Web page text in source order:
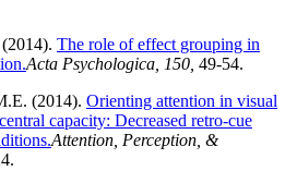
The role of effect grouping in
Acta Psychologica, 150, 49-54.
(2014). Orienting attention in visual
capacity: Decreased retro-cue
Attention, Perception, &